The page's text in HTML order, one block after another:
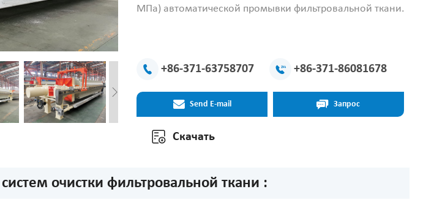
МПа) автоматической промывки фильтровальной ткани.
+86-371-63758707 +86-371-86081678
Send E-mail Запрос
Скачать
очистки фильтровальной ткани :